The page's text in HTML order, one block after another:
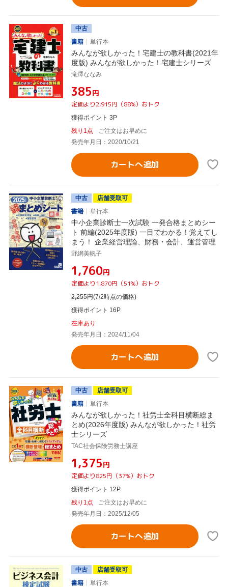
中古
書籍
単行本
みんなが欲しかった！宅建士の教科書(2021年
度版) みんなが欲しかった！宅建士シリーズ
滝澤ななみ
¥385円
定価より2,915円（88%）おトク
獲得ポイント 3P
残り1点
ご注文はお早めに
発売年月日：2020/10/21
カートへ追加
中古
店舗受取可
書籍
単行本
中小企業診断士一次試験 一発合格まとめシー
ト 前編(2025年度版) 一目でわかる！覚えてし
まう！ 企業経営理論、財務・会計、運営管理
野網美帆子
¥1,760円
定価より1,870円（51%）おトク
2,255円(7/2時点の価格)
獲得ポイント 16P
在庫あり
発売年月日：2024/11/04
カートへ追加
中古
店舗受取可
書籍
単行本
みんなが欲しかった！社労士全科目横断総ま
とめ(2026年度版) みんなが欲しかった！社労
士シリーズ
TAC社会保険労務士講座
¥1,375円
定価より825円（37%）おトク
獲得ポイント 12P
残り1点
ご注文はお早めに
発売年月日：2025/12/05
カートへ追加
中古
店舗受取可
書籍
単行本